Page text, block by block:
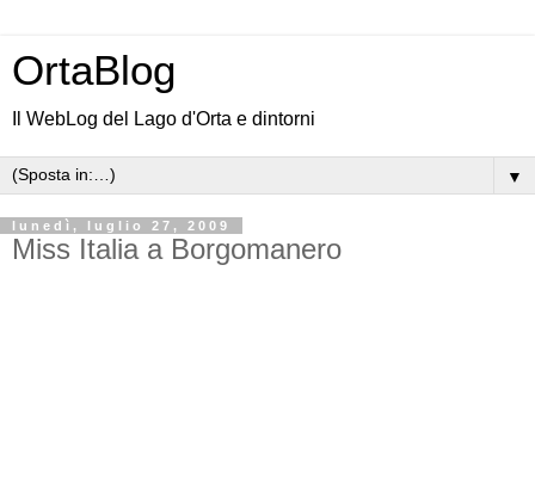
OrtaBlog
Il WebLog del Lago d'Orta e dintorni
▼
lunedì, luglio 27, 2009
Miss Italia a Borgomanero